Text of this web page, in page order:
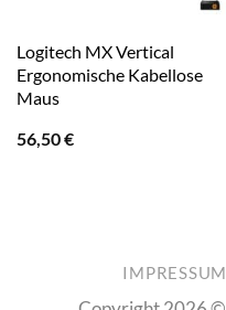
Logitech MX Vertical
Ergonomische Kabellose
Maus
56,50€
IMPRESSUM